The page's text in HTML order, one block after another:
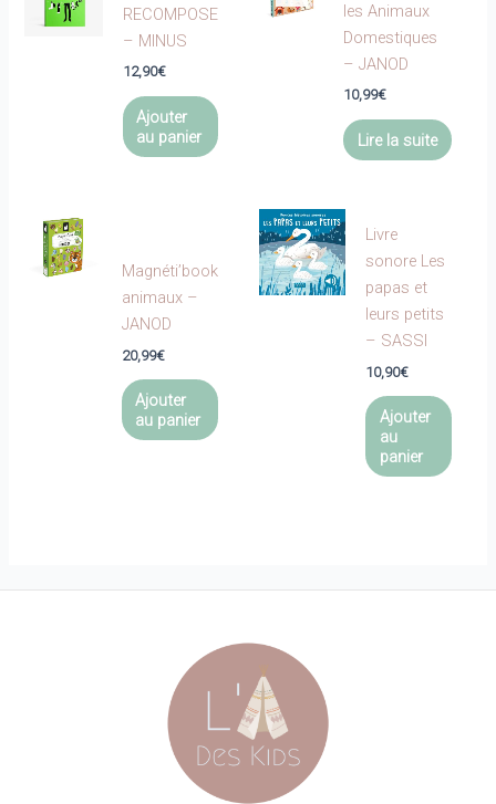
RECOMPOSE
– MINUS
12,90€
Ajouter
au panier
les Animaux
Domestiques
– JANOD
10,99€
Lire la suite
Magnéti’book
animaux –
JANOD
20,99€
Ajouter
au panier
Livre
sonore Les
papas et
leurs petits
– SASSI
10,90€
Ajouter
au
panier